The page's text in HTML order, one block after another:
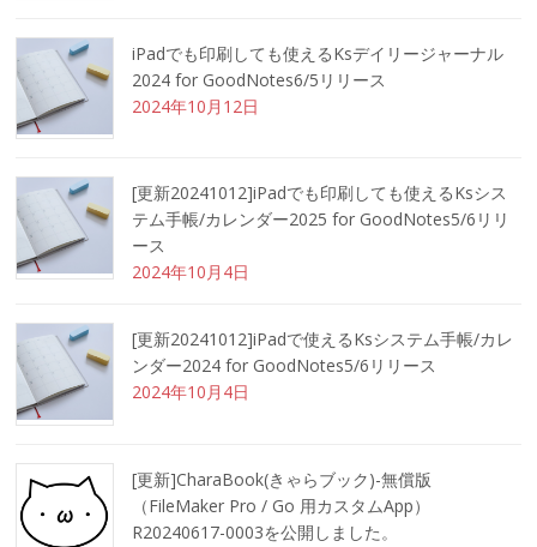
iPadでも印刷しても使えるKsデイリージャーナル
2024 for GoodNotes6/5リリース
2024年10月12日
[更新20241012]iPadでも印刷しても使えるKsシス
テム手帳/カレンダー2025 for GoodNotes5/6リリ
ース
2024年10月4日
[更新20241012]iPadで使えるKsシステム手帳/カレ
ンダー2024 for GoodNotes5/6リリース
2024年10月4日
[更新]CharaBook(きゃらブック)-無償版
（FileMaker Pro / Go 用カスタムApp）
R20240617-0003を公開しました。